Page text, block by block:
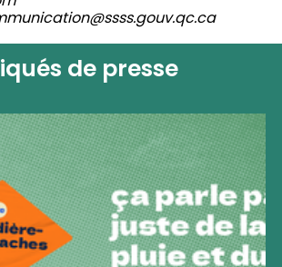
de presse